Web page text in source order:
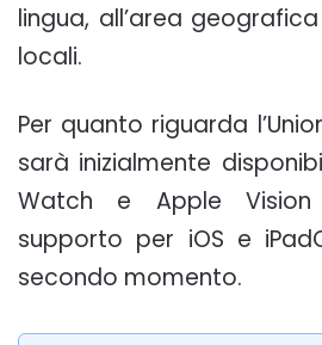
lingua, all’area
locali.
Per quanto riguarda
sarà inizialmente
Watch e Apple
supporto per iOS e
secondo momento.